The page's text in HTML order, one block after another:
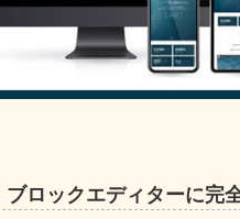
ブロックエディターに完